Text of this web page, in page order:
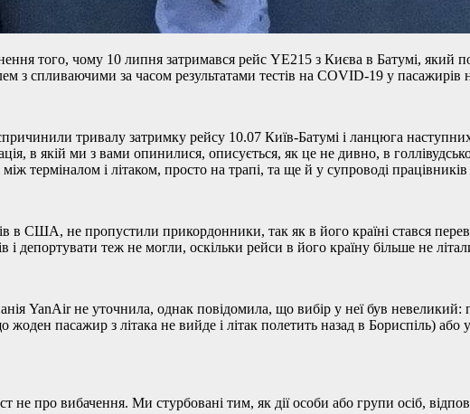
того, чому 10 липня затримався рейс YE215 з Києва в Батумі, який
з спливаючими за часом результатами тестів на COVID-19 у пасажирів
тривалу затримку рейсу 10.07 Київ-Батумі і ланцюга наступних
в якій ми з вами опинилися, описується, як це не дивно, в
терміналом і літаком, просто на трапі, та ще й у супроводі
в США, не пропустили прикордонники, так як в його країні стався
депортувати теж не могли, оскільки рейси в його країну більше не
YanAirне уточнила, однак повідомила, що вибір у неї був невеликий:
пасажир з літака не вийде і літак полетить назад в Бориспіль)
про вибачення. Ми стурбовані тим, як дії особи або групи осіб,